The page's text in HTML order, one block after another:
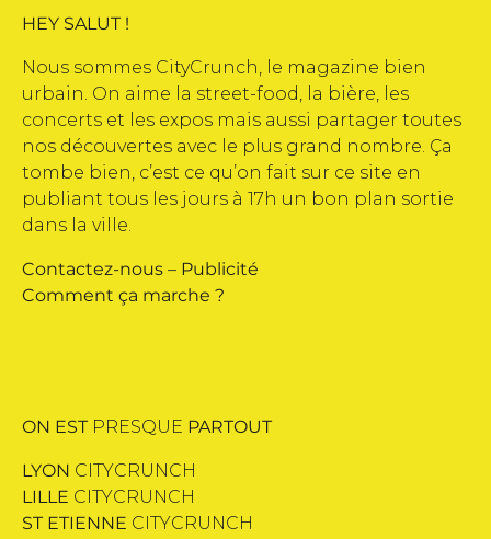
HEY SALUT !
Nous sommes CityCrunch, le magazine bien
urbain. On aime la street-food, la bière, les
concerts et les expos mais aussi partager toutes
nos découvertes avec le plus grand nombre. Ça
tombe bien, c’est ce qu’on fait sur ce site en
publiant tous les jours à 17h un bon plan sortie
dans la ville.
Contactez-nous – Publicité
Comment ça marche ?
ON EST PRESQUE PARTOUT
LYON CITYCRUNCH
LILLE CITYCRUNCH
ST ETIENNE CITYCRUNCH